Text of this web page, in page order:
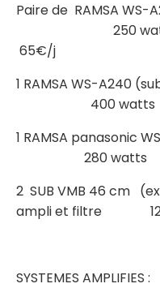
Paire de RAMSA
250
65€/j
1 RAMSA
400
1 RAMSA
280
2 SUB VMB 46 cm
ampli et filtre
SYSTEMES AMPLIFIES :